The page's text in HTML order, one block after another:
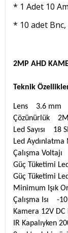
* 1 Adet 10
* 10 adet
2MP AHD
Teknik
Lens 3.6 mm
Çözünürlük
Led Sayısı 18
Led
Çalışma
Güç Tüketimi
Güç Tüketimi
Minimum Işık
Çalışma Isı -10
Kamera 12V DC
IR Kapalıyken